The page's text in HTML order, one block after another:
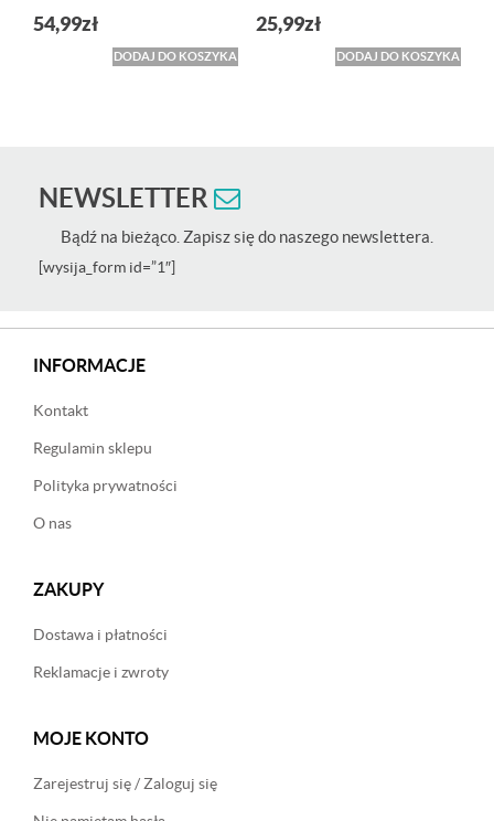
54,99zł
DODAJ DO KOSZYKA
25,99zł
DODAJ DO KOSZYKA
NEWSLETTER
Bądź na bieżąco. Zapisz się do naszego newslettera.
[wysija_form id=”1″]
INFORMACJE
Kontakt
Regulamin sklepu
Polityka prywatności
O nas
ZAKUPY
Dostawa i płatności
Reklamacje i zwroty
MOJE KONTO
Zarejestruj się / Zaloguj się